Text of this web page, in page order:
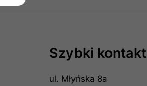
Szybki kontakt
ul. Młyńska 8a